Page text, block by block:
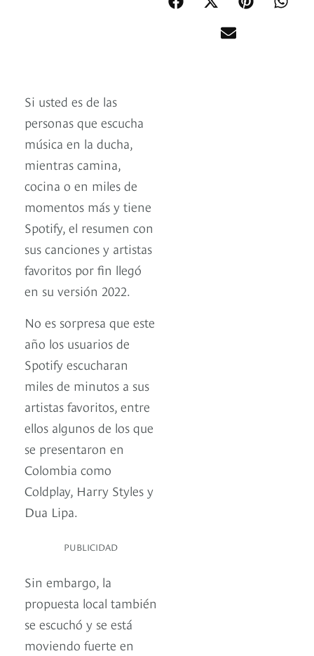
Si usted es de las
personas que escucha
música en la ducha,
mientras camina,
cocina o en miles de
momentos más y tiene
Spotify, el resumen con
sus canciones y artistas
favoritos por fin llegó
en su versión 2022.
No es sorpresa que este
año los usuarios de
Spotify escucharan
miles de minutos a sus
artistas favoritos, entre
ellos algunos de los que
se presentaron en
Colombia como
Coldplay, Harry Styles y
Dua Lipa.
PUBLICIDAD
Sin embargo, la
propuesta local también
se escuchó y se está
moviendo fuerte en